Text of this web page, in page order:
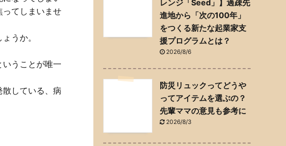
ってしまいませ
うか。
うことが唯一
している、病
レンジ「Seed」】過疎先
進地から「次の100年」
をつくる新たな起業家支
援プログラムとは？
2026/8/6
防災リュックってどうや
ってアイテムを選ぶの？
先輩ママの意見も参考に
2026/8/3